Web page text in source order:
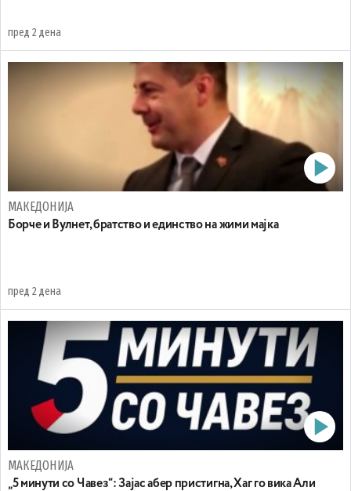
пред 2 дена
МАКЕДОНИЈА
Борче и Вулнет, братство и единство на жими мајка
пред 2 дена
МАКЕДОНИЈА
„5 минути со Чавез“: Зајас абер пристигна, Хаг го вика Али